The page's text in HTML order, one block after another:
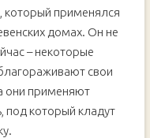
применялся
домах. Он не
– некоторые
свои
они применяют
под который кладут